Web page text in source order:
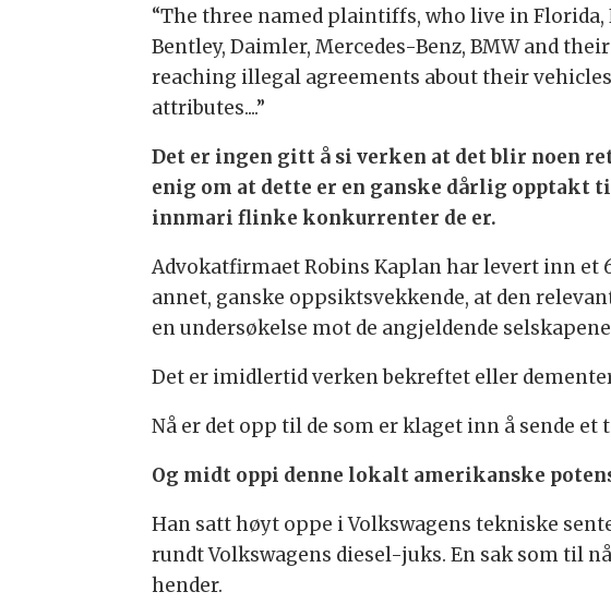
“The three named plaintiffs, who live in Florida,
Bentley, Daimler, Mercedes-Benz, BMW and
reaching illegal agreements about their
attributes....”
Det er ingen gitt å si verken at det blir noen
enig om at dette er en ganske dårlig
innmari flinke konkurrenter de er.
Advokatfirmaet Robins Kaplan har levert inn et
annet, ganske oppsiktsvekkende, at den
en undersøkelse mot de angjeldende
Det er imidlertid verken bekreftet eller
Nå er det opp til de som er klaget inn å sende et
Og midt oppi denne lokalt amerikanske
Han satt høyt oppe i Volkswagens tekniske
rundt Volkswagens diesel-juks. En sak som til
hender.